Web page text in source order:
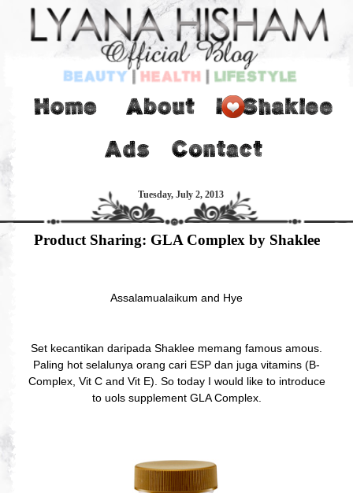
Tuesday, July 2, 2013
Product Sharing: GLA Complex by Shaklee
Assalamualaikum and Hye
Set kecantikan daripada Shaklee memang famous amous.
Paling hot selalunya orang cari ESP dan juga vitamins (B-
Complex, Vit C and Vit E). So today I would like to introduce
to uols supplement GLA Complex.